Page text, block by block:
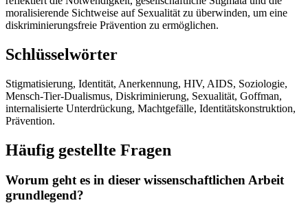
moralisierende Sichtweise auf Sexualität zu überwinden, um eine
diskriminierungsfreie Prävention zu ermöglichen.
Schlüsselwörter
Stigmatisierung, Identität, Anerkennung, HIV, AIDS, Soziologie,
Mensch-Tier-Dualismus, Diskriminierung, Sexualität, Goffman,
internalisierte Unterdrückung, Machtgefälle, Identitätskonstruktion,
Prävention.
Häufig gestellte Fragen
Worum geht es in dieser wissenschaftlichen Arbeit
grundlegend?